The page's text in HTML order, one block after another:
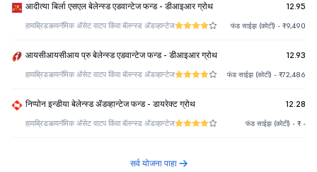
आदीत्या बिर्ला एसएल बेलेन्स्ड एडवान्टेज फन्ड - डीआइआर ग्रोथ 12.95
हायब्रिडडायनॅमिक ॲसेट वाटप किंवा बॅलन्स्ड ॲडव्हान्टेज फंड साईझ (कोटी) - ₹9,490
आयसीआयसीआय प्रु बेलेन्स्ड एडवान्टेज फन्ड - डीआइआर ग्रोथ 12.93
हायब्रिडडायनॅमिक ॲसेट वाटप किंवा बॅलन्स्ड ॲडव्हान्टेज फंड साईझ (कोटी) - ₹72,486
निप्पोन इन्डीया बेलेन्स्ड ॲडव्हान्टेज फन्ड - डायरेक्ट ग्रोथ 12.28
हायब्रिडडायनॅमिक ॲसेट वाटप किंवा बॅलन्स्ड ॲडव्हान्टेज फंड साईझ (कोटी) - ₹ -
सर्व योजना पाहा